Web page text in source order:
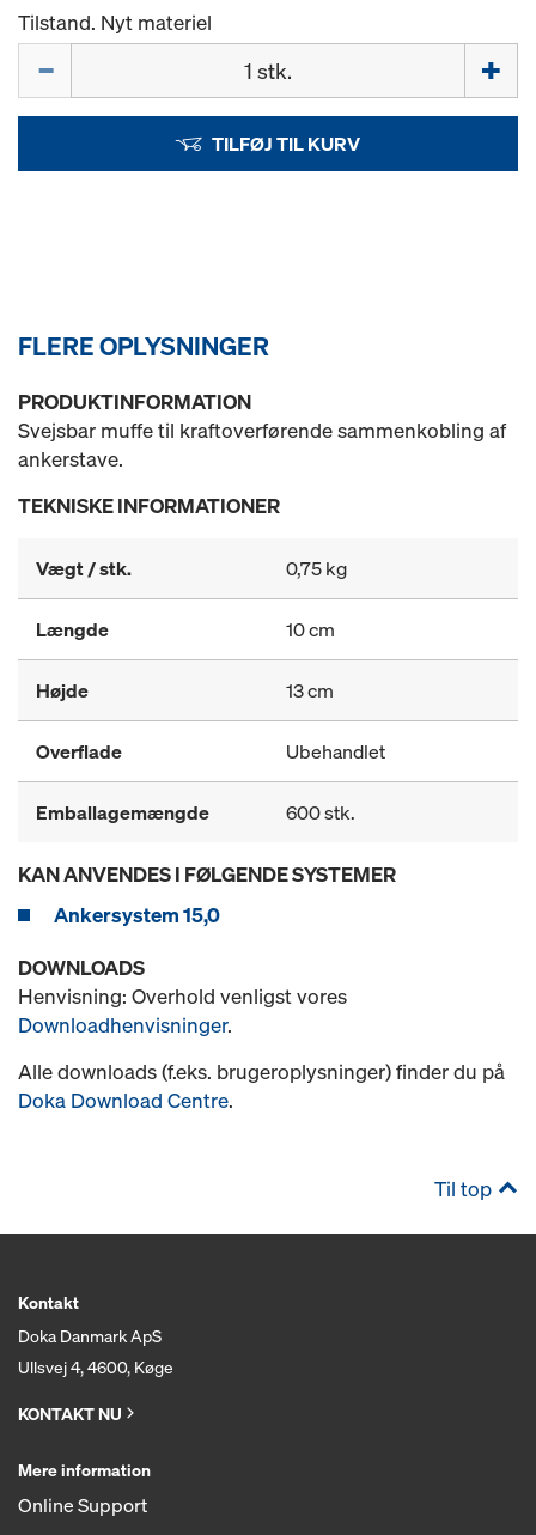
Tilstand. Nyt materiel
TILFØJ TIL KURV
FLERE OPLYSNINGER
PRODUKTINFORMATION
Svejsbar muffe til kraftoverførende sammenkobling af
ankerstave.
TEKNISKE INFORMATIONER
Vægt / stk. 0,75 kg
Længde 10 cm
Højde 13 cm
Overflade Ubehandlet
Emballagemængde 600 stk.
KAN ANVENDES I FØLGENDE SYSTEMER
Ankersystem 15,0
DOWNLOADS
Henvisning: Overhold venligst vores
Downloadhenvisninger.
Alle downloads (f.eks. brugeroplysninger) finder du på
Doka Download Centre.
Til top
Kontakt
Doka Danmark ApS
Ullsvej 4, 4600, Køge
KONTAKT NU
Mere information
Online Support